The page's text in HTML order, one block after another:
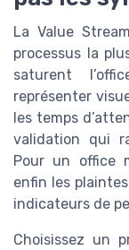
La Value
processus la
saturent
représenter
les temps
validation qui
Pour un office
enfin les
indicateurs de
Choisissez un